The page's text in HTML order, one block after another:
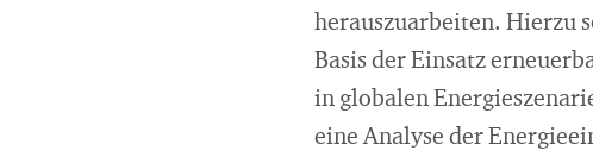
herauszuarbeiten. Hierzu
Basis der Einsatz
in globalen
eine Analyse der